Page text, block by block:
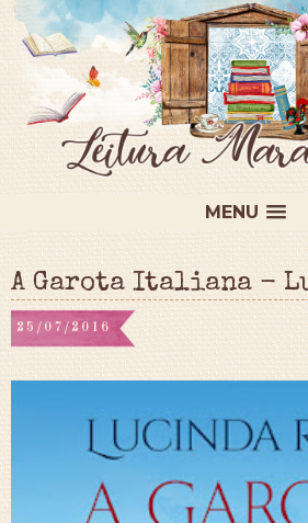
MENU
A Garota Italiana -
25/07/2016